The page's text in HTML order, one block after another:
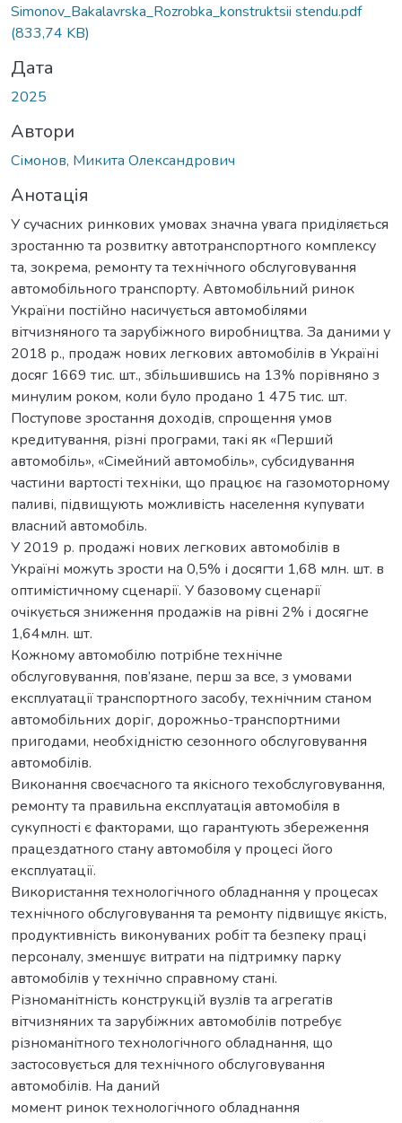
Simonov_Bakalavrska_Rozrobka_konstruktsii stendu.pdf
(833,74 KB)
Дата
2025
Автори
Сімонов, Микита Олександрович
Анотація
У сучасних ринкових умовах значна увага приділяється
зростанню та розвитку автотранспортного комплексу
та, зокрема, ремонту та технічного обслуговування
автомобільного транспорту. Автомобільний ринок
України постійно насичується автомобілями
вітчизняного та зарубіжного виробництва. За даними у
2018 р., продаж нових легкових автомобілів в Україні
досяг 1669 тис. шт., збільшившись на 13% порівняно з
минулим роком, коли було продано 1 475 тис. шт.
Поступове зростання доходів, спрощення умов
кредитування, різні програми, такі як «Перший
автомобіль», «Сімейний автомобіль», субсидування
частини вартості техніки, що працює на газомоторному
паливі, підвищують можливість населення купувати
власний автомобіль.
У 2019 р. продажі нових легкових автомобілів в
Україні можуть зрости на 0,5% і досягти 1,68 млн. шт. в
оптимістичному сценарії. У базовому сценарії
очікується зниження продажів на рівні 2% і досягне
1,64млн. шт.
Кожному автомобілю потрібне технічне
обслуговування, пов’язане, перш за все, з умовами
експлуатації транспортного засобу, технічним станом
автомобільних доріг, дорожньо-транспортними
пригодами, необхідністю сезонного обслуговування
автомобілів.
Виконання своєчасного та якісного техобслуговування,
ремонту та правильна експлуатація автомобіля в
сукупності є факторами, що гарантують збереження
працездатного стану автомобіля у процесі його
експлуатації.
Використання технологічного обладнання у процесах
технічного обслуговування та ремонту підвищує якість,
продуктивність виконуваних робіт та безпеку праці
персоналу, зменшує витрати на підтримку парку
автомобілів у технічно справному стані.
Різноманітність конструкцій вузлів та агрегатів
вітчизняних та зарубіжних автомобілів потребує
різноманітного технологічного обладнання, що
застосовується для технічного обслуговування
автомобілів. На даний
момент ринок технологічного обладнання